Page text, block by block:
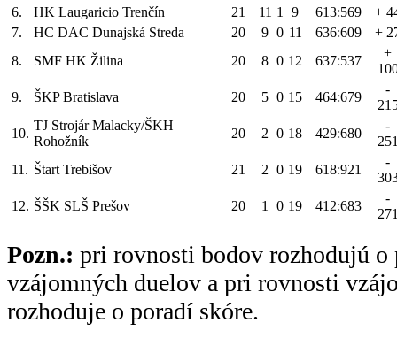
6. HK Laugaricio Trenčín 21 11 1 9 613:569
+
7.
HC DAC Dunajská Streda 20 9 0 11 636:609
+
8.
SMF HK Žilina 20 8 0 12 637:537
+
9.
ŠKP Bratislava 20 5 0 15 464:679
-
10.
TJ Strojár Malacky/ŠKH
Rohožník
20 2 0 18 429:680
-
11. Štart Trebišov 21 2 0 19 618:921
-
12. ŠŠK SLŠ Prešov 20 1 0 19 412:683
-
Pozn.: pri rovnosti bodov rozhodujú o
vzájomných duelov a pri rovnosti
rozhoduje o poradí skóre.